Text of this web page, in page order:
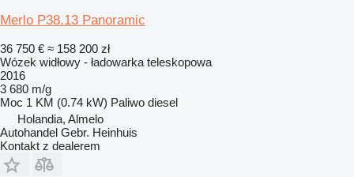
Merlo P38.13 Panoramic
36 750 € ≈ 158 200 zł
Wózek widłowy - ładowarka teleskopowa
2016
3 680 m/g
Moc 1 KM (0.74 kW) Paliwo diesel
Holandia, Almelo
Autohandel Gebr. Heinhuis
Kontakt z dealerem